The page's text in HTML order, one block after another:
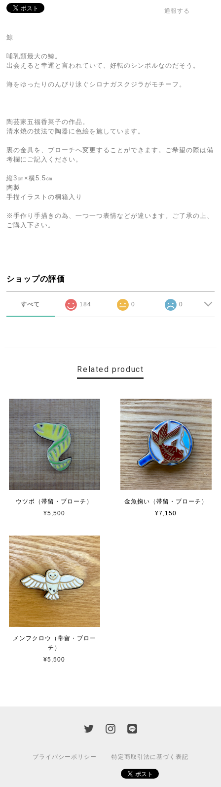
通報する
鯨
哺乳類最大の鯨。
出会えると幸運と言われていて、好転のシンボルなのだそう。
海をゆったりのんびり泳ぐシロナガスクジラがモチーフ。
陶芸家五福香菜子の作品。
清水焼の技法で陶器に色絵を施しています。
裏の金具を、ブローチへ変更することができます。ご希望の際は備
考欄にご記入ください。
縦3㎝×横5.5㎝
陶製
手描イラストの桐箱入り
※手作り手描きの為、一つ一つ表情などが違います。ご了承の上、
ご購入下さい。
ショップの評価
すべて 184 0 0
Related product
ウツボ（帯留・ブローチ）
¥5,500
金魚掬い（帯留・ブローチ）
¥7,150
メンフクロウ（帯留・ブロー
チ）
¥5,500
プライバシーポリシー 特定商取引法に基づく表記